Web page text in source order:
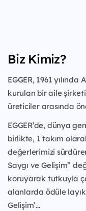
Biz Kimiz?
EGGER, 1961
kurulan bir aile
üreticiler arasında
EGGER’de, dünya
birlikte, 1 takım
değerlerimizi
Saygı ve Gelişim”
koruyarak tutkuyla
alanlarda ödüle
Gelişim’...